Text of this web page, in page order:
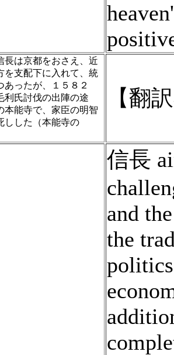
長は京都をおさえ、近
を支配下に入れて、統
あったが、１５８２
利氏討伐の出陣の途
本能寺で、家臣の明智
しした（本能寺の
【翻
信長
and
the